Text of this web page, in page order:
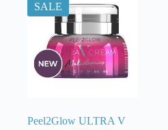
SALE
Peel2Glow ULTRA V